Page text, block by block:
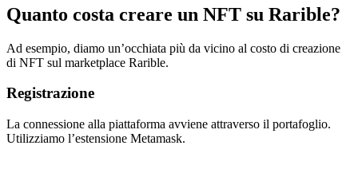
Quanto costa creare un NFT su Rarible?
Ad esempio, diamo un’occhiata più da vicino al costo di creazione
di NFT sul marketplace Rarible.
Registrazione
La connessione alla piattaforma avviene attraverso il portafoglio.
Utilizziamo l’estensione Metamask.